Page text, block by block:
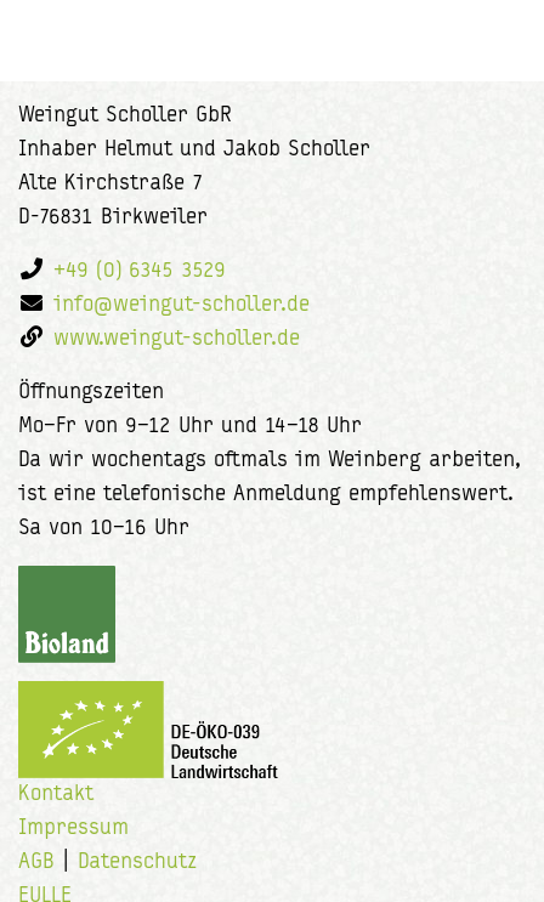
Weingut Scholler GbR
Inhaber Helmut und Jakob Scholler
Alte Kirchstraße 7
D-76831 Birkweiler
+49 (0) 6345 3529
info@weingut-scholler.de
www.weingut-scholler.de
Öffnungszeiten
Mo–Fr von 9–12 Uhr und 14–18 Uhr
Da wir wochentags oftmals im Weinberg arbeiten,
ist eine telefonische Anmeldung empfehlenswert.
Sa von 10–16 Uhr
Kontakt
Impressum
AGB
Datenschutz
EULLE